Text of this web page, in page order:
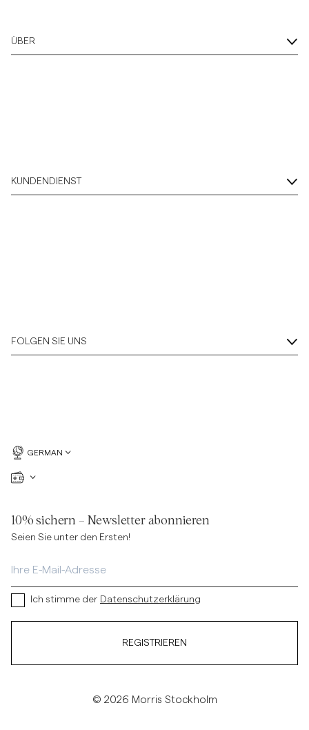
ÜBER
KUNDENDIENST
FOLGEN SIE UNS
GERMAN
10% sichern – Newsletter abonnieren
Seien Sie unter den Ersten!
Ich stimme der Datenschutzerklärung
REGISTRIEREN
© 2026 Morris Stockholm